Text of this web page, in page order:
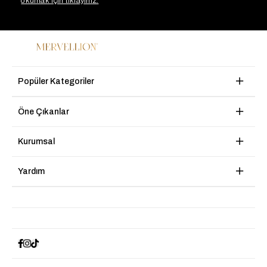
Popüler Kategoriler
Öne Çıkanlar
Kurumsal
Yardım